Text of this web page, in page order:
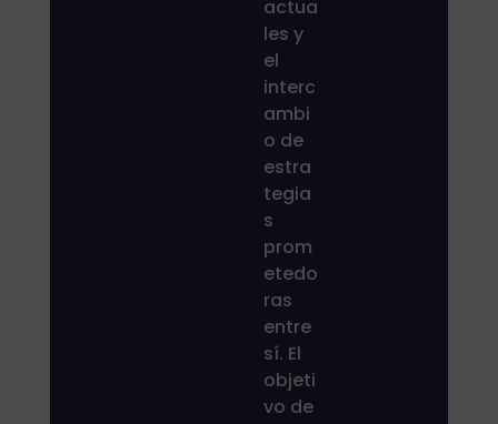
actua
les y
el
interc
ambi
o de
estra
tegia
s
prom
etedo
ras
entre
sí. El
objeti
vo de